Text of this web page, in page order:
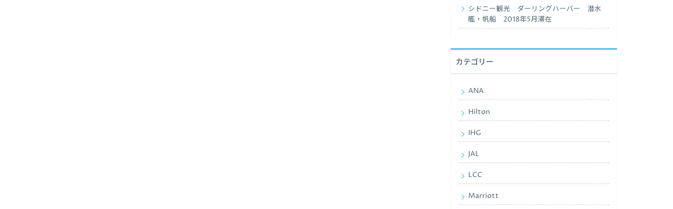
シドニー観光 ダーリングハーバー 潜水
艦・帆船 2018年5月滞在
カテゴリー
ANA
Hilton
IHG
JAL
LCC
Marriott